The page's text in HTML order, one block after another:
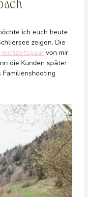
ich euch heute
zeigen. Die
Hochzeitspaar von mir.
die Kunden später